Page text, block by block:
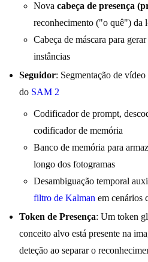
Nova cabeça de presença
reconhecimento ("o quê") da
Cabeça de máscara para
instâncias
Seguidor: Segmentação de
do SAM 2
Codificador de prompt,
codificador de memória
Banco de memória para
longo dos fotogramas
Desambiguação temporal
filtro de Kalman em cenários
Token de Presença: Um token
conceito alvo está presente na
deteção ao separar o